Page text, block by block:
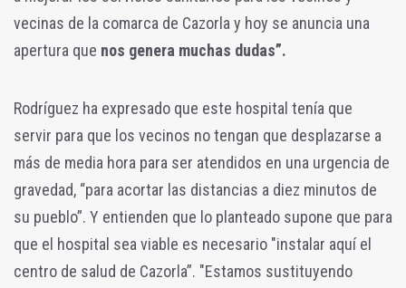
vecinas de la comarca de Cazorla y hoy se anuncia una
apertura que nos genera muchas dudas”.
Rodríguez ha expresado que este hospital tenía que
servir para que los vecinos no tengan que desplazarse a
más de media hora para ser atendidos en una urgencia de
gravedad, “para acortar las distancias a diez minutos de
su pueblo”. Y entienden que lo planteado supone que para
que el hospital sea viable es necesario "instalar aquí el
centro de salud de Cazorla”. "Estamos sustituyendo